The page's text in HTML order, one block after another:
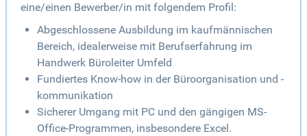
eine/einen Bewerber/in mit folgendem Profil:
Abgeschlossene Ausbildung im kaufmännischen
Bereich, idealerweise mit Berufserfahrung im
Handwerk Büroleiter Umfeld
Fundiertes Know-how in der Büroorganisation und -
kommunikation
Sicherer Umgang mit PC und den gängigen MS-
Office-Programmen, insbesondere Excel.